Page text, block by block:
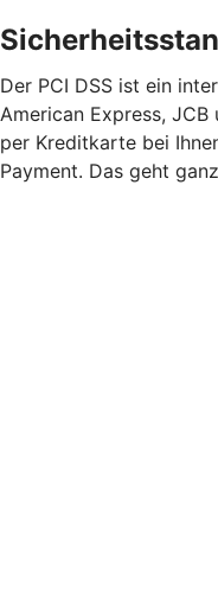
Der PCI DSS ist ein
American Express,
per Kreditkarte bei
Payment. Das geht